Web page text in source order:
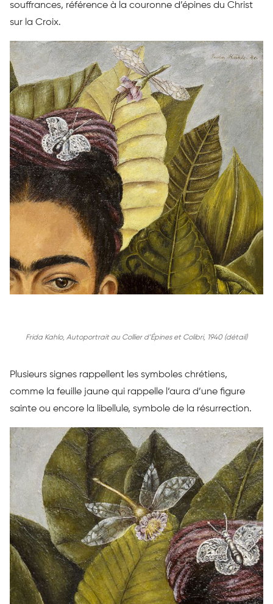
souffrances, référence à la couronne d’épines du Christ
sur la Croix.
Frida Kahlo, Autoportrait au Collier d’Épines et Colibri, 1940 (détail)
Plusieurs signes rappellent les symboles chrétiens,
comme la feuille jaune qui rappelle l‘aura d’une figure
sainte ou encore la libellule, symbole de la résurrection.